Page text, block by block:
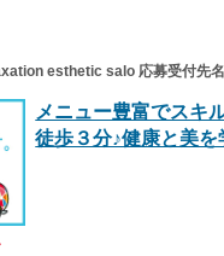
esthetic salo 応募受付先名
メニュー豊富でスキ
徒歩３分♪健康と美